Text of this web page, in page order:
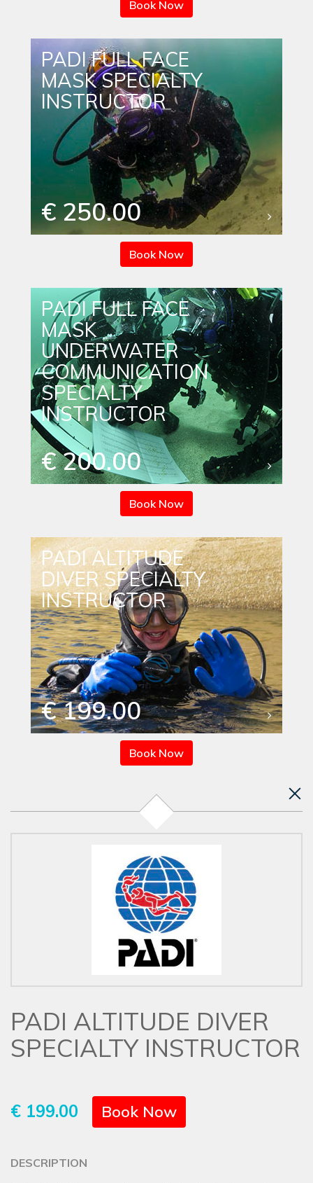
Book Now
PADI FULL FACE
MASK SPECIALTY
INSTRUCTOR
€ 250.00
Book Now
PADI FULL FACE
MASK
UNDERWATER
COMMUNICATION
SPECIALTY
INSTRUCTOR
€ 200.00
Book Now
PADI ALTITUDE
DIVER SPECIALTY
INSTRUCTOR
€ 199.00
Book Now
PADI ALTITUDE DIVER
SPECIALTY INSTRUCTOR
€ 199.00 Book Now
DESCRIPTION